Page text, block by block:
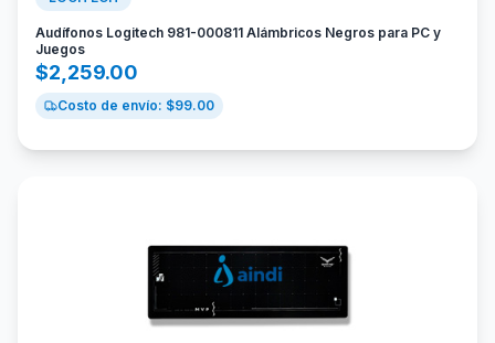
Audífonos Logitech 981-000811 Alámbricos Negros para PC y
Juegos
$2,259.00
Costo de envío: $99.00